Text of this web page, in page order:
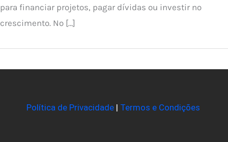
para financiar projetos, pagar dívidas ou investir no
crescimento. No […]
Política de Privacidade| Termos e Condições